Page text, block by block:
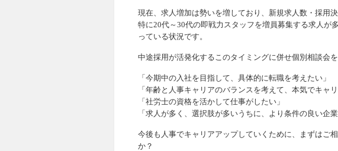
現在、求人増加は勢いを増しており、新規求人数・採用
特に20代～30代の即戦力スタッフを増員募集する求人が
っている状況です。
中途採用が活発化するこのタイミングに併せ個別相談会を
「今期中の入社を目指して、具体的に転職を考えたい」
「年齢と人事キャリアのバランスを考えて、本気でキャリ
「社労士の資格を活かして仕事がしたい」
「求人が多く、選択肢が多いうちに、より条件の良い企
今後も人事でキャリアアップしていくために、まずはご
か？